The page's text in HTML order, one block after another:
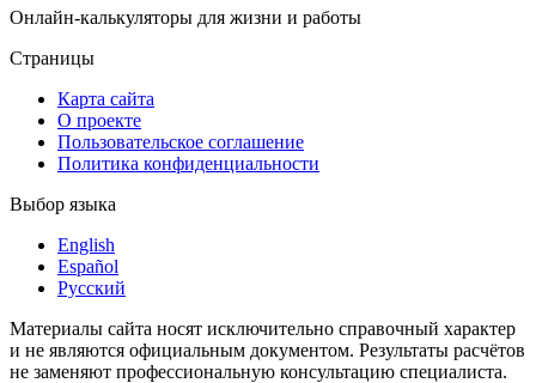
Онлайн-калькуляторы для жизни и работы
Страницы
Карта сайта
О проекте
Пользовательское соглашение
Политика конфиденциальности
Выбор языка
English
Español
Русский
Материалы сайта носят исключительно справочный характер
и не являются официальным документом. Результаты расчётов
не заменяют профессиональную консультацию специалиста.